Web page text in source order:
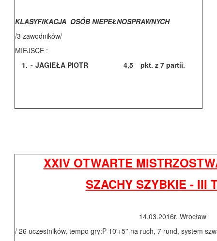
KLASYFIKACJA OSÓB NIEPEŁNOSPRAWNYCH
/3 zawodników/
MIEJSCE :
1. - JAGIEŁA PIOTR 4,5 pkt. z 7 partii.
XXIV OTWARTE
SZACHY SZYBKIE - III
14.03.2016r. Wrocław
/ 26 uczestników, tempo gry:P-10'+5'' na ruch, 7 rund, system